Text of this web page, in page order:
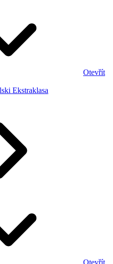
Otevřít
Ekstraklasa
Otevřít